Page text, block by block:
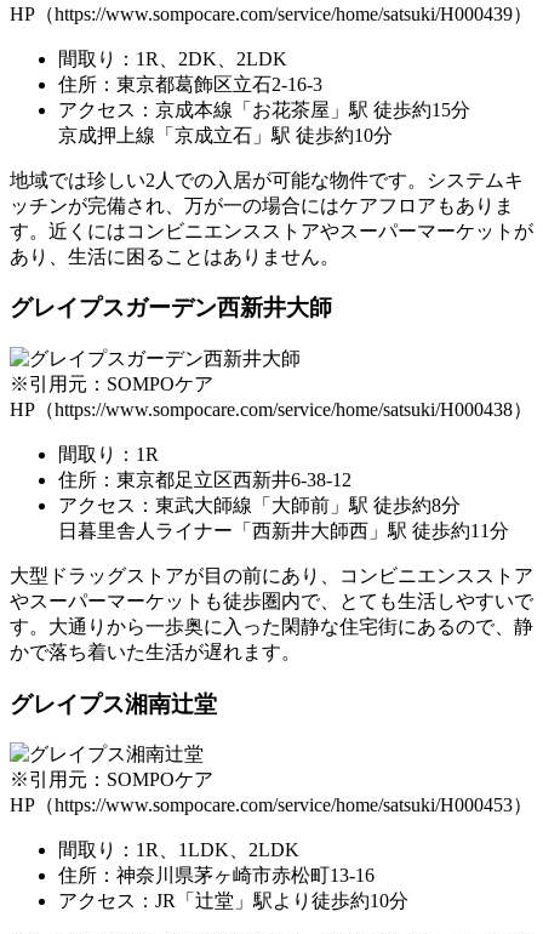
HP（https://www.sompocare.com/service/home/satsuki/H000439）
間取り：1R、2DK、2LDK
住所：東京都葛飾区立石2-16-3
アクセス：京成本線「お花茶屋」駅 徒歩約15分
京成押上線「京成立石」駅 徒歩約10分
地域では珍しい2人での入居が可能な物件です。システムキ
ッチンが完備され、万が一の場合にはケアフロアもありま
す。近くにはコンビニエンスストアやスーパーマーケットが
あり、生活に困ることはありません。
グレイプスガーデン西新井大師
※引用元：SOMPOケア
HP（https://www.sompocare.com/service/home/satsuki/H000438）
間取り：1R
住所：東京都足立区西新井6-38-12
アクセス：東武大師線「大師前」駅 徒歩約8分
日暮里舎人ライナー「西新井大師西」駅 徒歩約11分
大型ドラッグストアが目の前にあり、コンビニエンスストア
やスーパーマーケットも徒歩圏内で、とても生活しやすいで
す。大通りから一歩奥に入った閑静な住宅街にあるので、静
かで落ち着いた生活が遅れます。
グレイプス湘南辻堂
※引用元：SOMPOケア
HP（https://www.sompocare.com/service/home/satsuki/H000453）
間取り：1R、1LDK、2LDK
住所：神奈川県茅ヶ崎市赤松町13-16
アクセス：JR「辻堂」駅より徒歩約10分